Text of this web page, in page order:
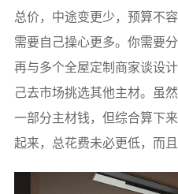
总价，中途变更少，预算不
需要自己操心更多。你需要
再与多个全屋定制商家谈设
己去市场挑选其他主材。虽
一部分主材钱，但综合算下
起来，总花费未必更低，而